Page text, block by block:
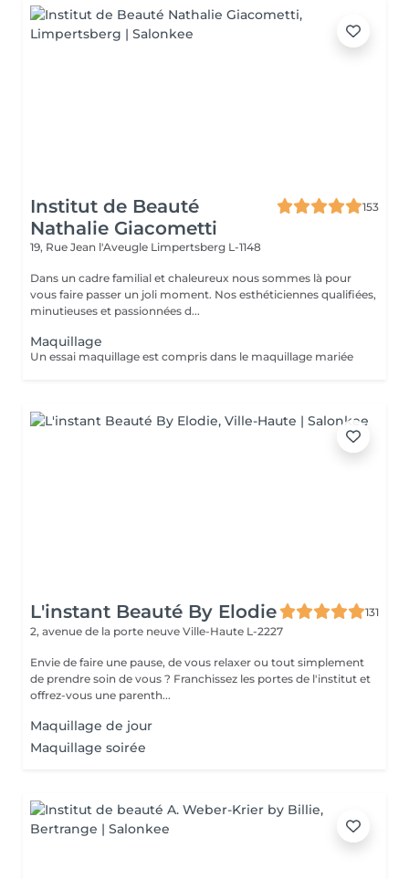
Institut de Beauté
Nathalie Giacometti
153
19, Rue Jean l'Aveugle Limpertsberg L-1148
Dans un cadre familial et chaleureux nous sommes là pour
vous faire passer un joli moment. Nos esthéticiennes qualifiées,
minutieuses et passionnées d...
Maquillage
Un essai maquillage est compris dans le maquillage mariée
L'instant Beauté By Elodie
131
2, avenue de la porte neuve Ville-Haute L-2227
Envie de faire une pause, de vous relaxer ou tout simplement
de prendre soin de vous ? Franchissez les portes de l'institut et
offrez-vous une parenth...
Maquillage de jour
Maquillage soirée